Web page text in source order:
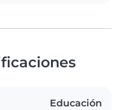
Educación